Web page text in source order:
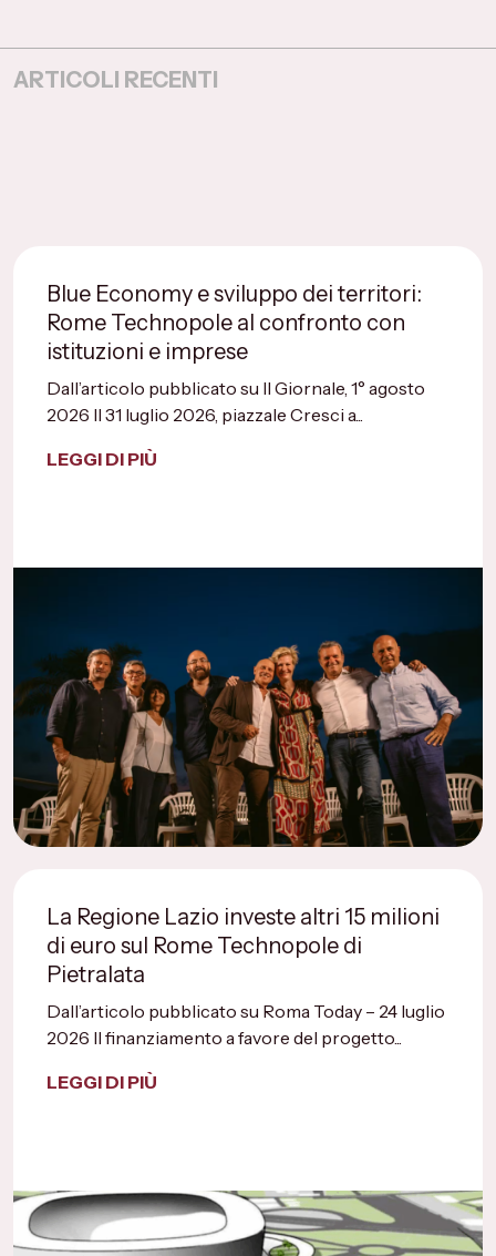
ARTICOLI RECENTI
Blue Economy e sviluppo dei territori:
Rome Technopole al confronto con
istituzioni e imprese
Dall’articolo pubblicato su Il Giornale, 1° agosto
2026 Il 31 luglio 2026, piazzale Cresci a...
LEGGI DI PIÙ
La Regione Lazio investe altri 15 milioni
di euro sul Rome Technopole di
Pietralata
Dall’articolo pubblicato su Roma Today – 24 luglio
2026 Il finanziamento a favore del progetto...
LEGGI DI PIÙ